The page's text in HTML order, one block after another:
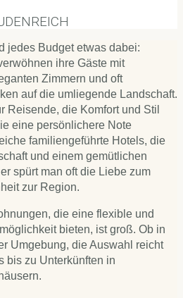
jedes Budget etwas dabei:
ihre Gäste mit
Zimmern und oft
auf die umliegende Landschaft.
Reisende, die Komfort und Stil
eine persönlichere Note
familiengeführte Hotels, die
und einem gemütlichen
spürt man oft die Liebe zum
zur Region.
die eine flexible und
bieten, ist groß. Ob in
Umgebung, die Auswahl reicht
bis zu Unterkünften in